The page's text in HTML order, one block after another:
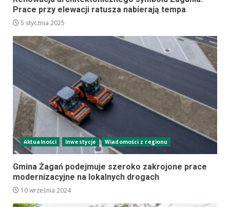
Prace przy elewacji ratusza nabierają tempa
5 stycznia 2025
Aktualności Inwestycje Wiadomości z regionu
Gmina Żagań podejmuje szeroko zakrojone prace
modernizacyjne na lokalnych drogach
10 września 2024